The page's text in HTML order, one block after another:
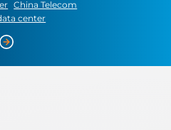
China Telecom
center